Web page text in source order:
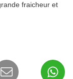
fraicheur et